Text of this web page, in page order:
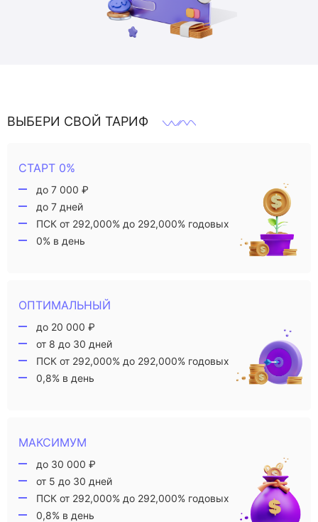
ВЫБЕРИ СВОЙ ТАРИФ
СТАРТ 0%
до 7 000 ₽
до 7 дней
ПСК от 292,000% до 292,000% годовых
0% в день
ОПТИМАЛЬНЫЙ
до 20 000 ₽
от 8 до 30 дней
ПСК от 292,000% до 292,000% годовых
0,8% в день
МАКСИМУМ
до 30 000 ₽
от 5 до 30 дней
ПСК от 292,000% до 292,000% годовых
0,8% в день